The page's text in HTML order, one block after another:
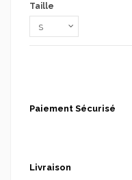
Taille
Paiement Sécurisé
Livraison